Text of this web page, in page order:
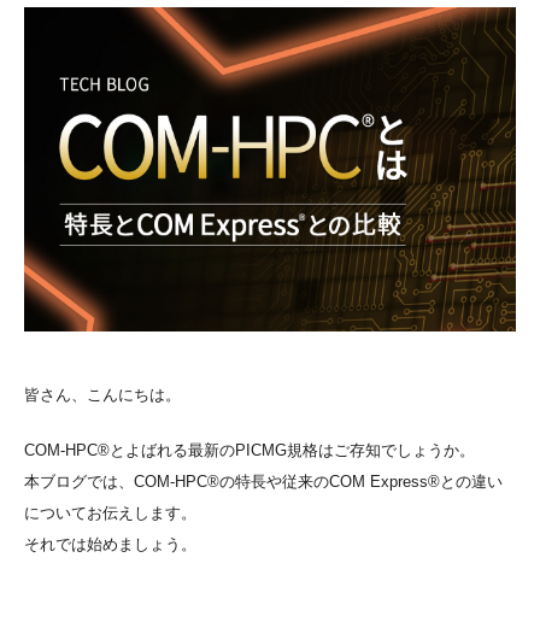
皆さん、こんにちは。
COM-HPC®とよばれる最新のPICMG規格はご存知でしょうか。
本ブログでは、COM-HPC®の特長や従来のCOM Express®との違い
についてお伝えします。
それでは始めましょう。